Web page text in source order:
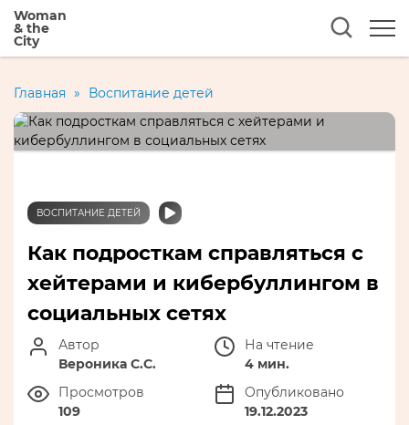
Woman
& the
City
Главная » Воспитание детей
ВОСПИТАНИЕ ДЕТЕЙ
Как подросткам справляться с
хейтерами и кибербуллингом в
социальных сетях
Автор
Вероника С.С.
На чтение
4 мин.
Просмотров
109
Опубликовано
19.12.2023